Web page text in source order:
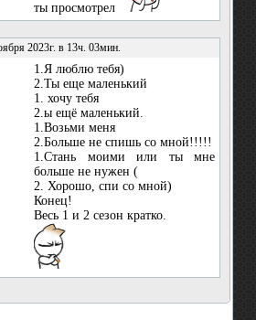
ты просмотрел
2023г. в 13ч. 03мин.
1.Я люблю тебя)
2.Ты еще маленький
1. хочу тебя
2.ы ещё маленький.
1.Возьми меня
2.Больше не спишь со мной!!!!!
1.Стань моими или ты мне
больше не нужен (
2. Хорошо, спи со мной)
Конец!
Весь 1 и 2 сезон кратко.